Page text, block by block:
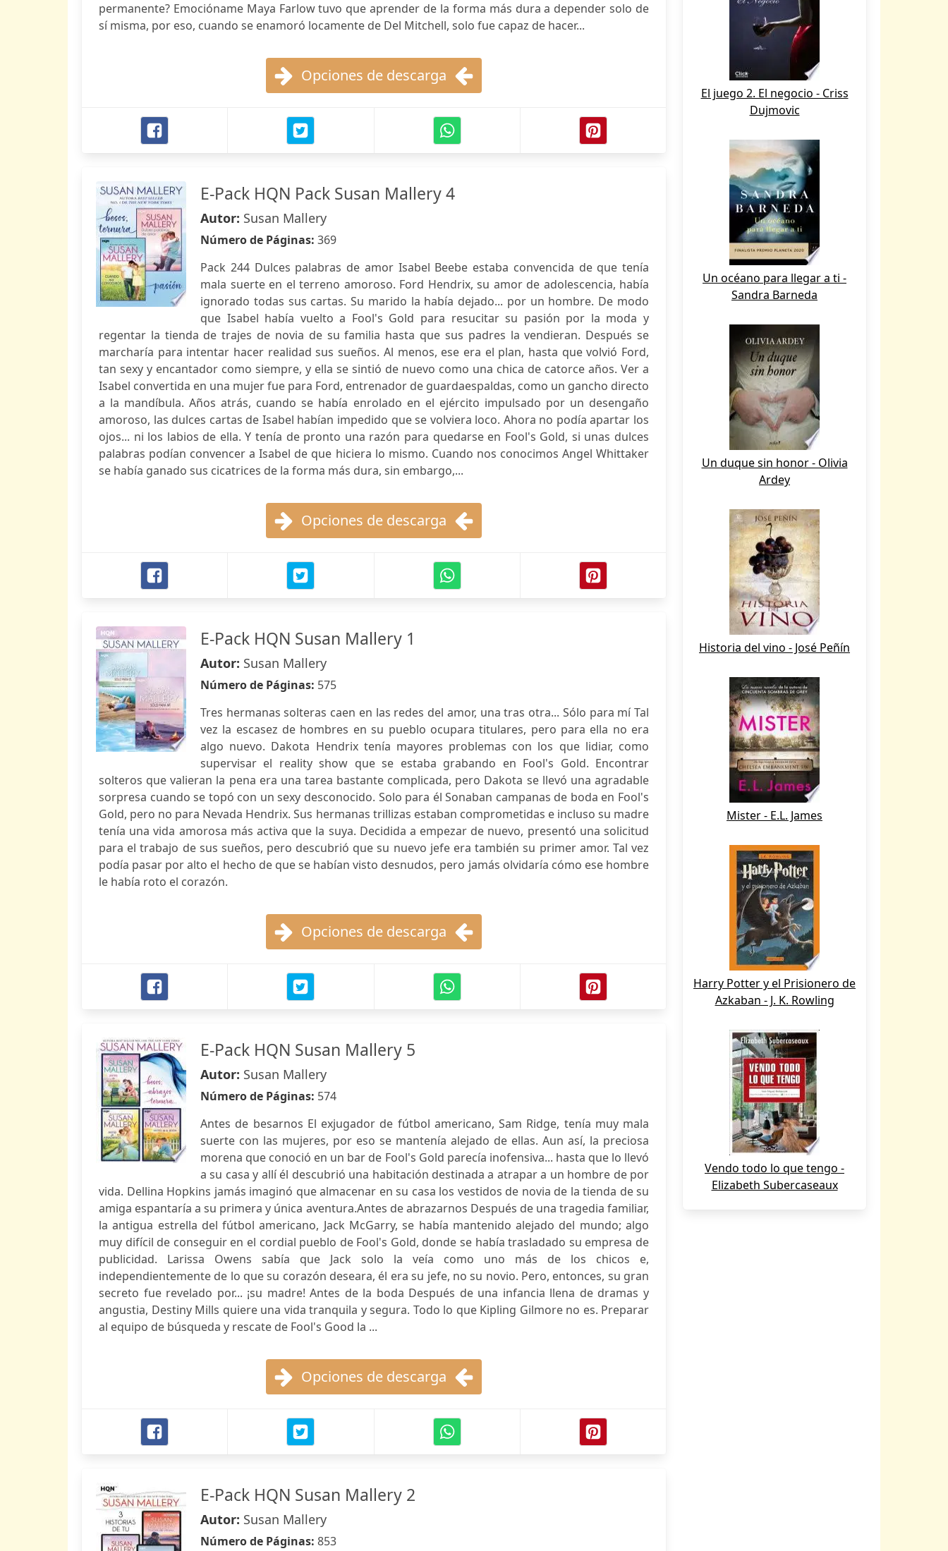
permanente? Emocióname Maya Farlow tuvo que aprender de la forma más dura a depender solo de
sí misma, por eso, cuando se enamoró locamente de Del Mitchell, solo fue capaz de hacer...
Opciones de descarga
E-Pack HQN Pack Susan Mallery 4
Autor: Susan Mallery
Número de Páginas: 369
Pack 244 Dulces palabras de amor Isabel Beebe estaba convencida de que tenía
mala suerte en el terreno amoroso. Ford Hendrix, su amor de adolescencia, había
ignorado todas sus cartas. Su marido la había dejado... por un hombre. De modo
que Isabel había vuelto a Fool's Gold para resucitar su pasión por la moda y
regentar la tienda de trajes de novia de su familia hasta que sus padres la vendieran. Después se
marcharía para intentar hacer realidad sus sueños. Al menos, ese era el plan, hasta que volvió Ford,
tan sexy y encantador como siempre, y ella se sintió de nuevo como una chica de catorce años. Ver a
Isabel convertida en una mujer fue para Ford, entrenador de guardaespaldas, como un gancho directo
a la mandíbula. Años atrás, cuando se había enrolado en el ejército impulsado por un desengaño
amoroso, las dulces cartas de Isabel habían impedido que se volviera loco. Ahora no podía apartar los
ojos... ni los labios de ella. Y tenía de pronto una razón para quedarse en Fool's Gold, si unas dulces
palabras podían convencer a Isabel de que hiciera lo mismo. Cuando nos conocimos Angel Whittaker
se había ganado sus cicatrices de la forma más dura, sin embargo,...
Opciones de descarga
E-Pack HQN Susan Mallery 1
Autor: Susan Mallery
Número de Páginas: 575
Tres hermanas solteras caen en las redes del amor, una tras otra... Sólo para mí Tal
vez la escasez de hombres en su pueblo ocupara titulares, pero para ella no era
algo nuevo. Dakota Hendrix tenía mayores problemas con los que lidiar, como
supervisar el reality show que se estaba grabando en Fool's Gold. Encontrar
solteros que valieran la pena era una tarea bastante complicada, pero Dakota se llevó una agradable
sorpresa cuando se topó con un sexy desconocido. Solo para él Sonaban campanas de boda en Fool's
Gold, pero no para Nevada Hendrix. Sus hermanas trillizas estaban comprometidas e incluso su madre
tenía una vida amorosa más activa que la suya. Decidida a empezar de nuevo, presentó una solicitud
para el trabajo de sus sueños, pero descubrió que su nuevo jefe era también su primer amor. Tal vez
podía pasar por alto el hecho de que se habían visto desnudos, pero jamás olvidaría cómo ese hombre
le había roto el corazón.
Opciones de descarga
E-Pack HQN Susan Mallery 5
Autor: Susan Mallery
Número de Páginas: 574
Antes de besarnos El exjugador de fútbol americano, Sam Ridge, tenía muy mala
suerte con las mujeres, por eso se mantenía alejado de ellas. Aun así, la preciosa
morena que conoció en un bar de Fool's Gold parecía inofensiva... hasta que lo llevó
a su casa y allí él descubrió una habitación destinada a atrapar a un hombre de por
vida. Dellina Hopkins jamás imaginó que almacenar en su casa los vestidos de novia de la tienda de su
amiga espantaría a su primera y única aventura.Antes de abrazarnos Después de una tragedia familiar,
la antigua estrella del fútbol americano, Jack McGarry, se había mantenido alejado del mundo; algo
muy difícil de conseguir en el cordial pueblo de Fool's Gold, donde se había trasladado su empresa de
publicidad. Larissa Owens sabía que Jack solo la veía como uno más de los chicos e,
independientemente de lo que su corazón deseara, él era su jefe, no su novio. Pero, entonces, su gran
secreto fue revelado por... ¡su madre! Antes de la boda Después de una infancia llena de dramas y
angustia, Destiny Mills quiere una vida tranquila y segura. Todo lo que Kipling Gilmore no es. Preparar
al equipo de búsqueda y rescate de Fool's Good la ...
Opciones de descarga
E-Pack HQN Susan Mallery 2
Autor: Susan Mallery
Número de Páginas: 853
El juego 2. El negocio - Criss
Dujmovic
Un océano para llegar a ti -
Sandra Barneda
Un duque sin honor - Olivia
Ardey
Historia del vino - José Peñín
Mister - E.L. James
Harry Potter y el Prisionero de
Azkaban - J. K. Rowling
Vendo todo lo que tengo -
Elizabeth Subercaseaux